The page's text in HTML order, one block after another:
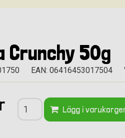
Crunchy 50g
EAN: 06416453017504
Lägg i